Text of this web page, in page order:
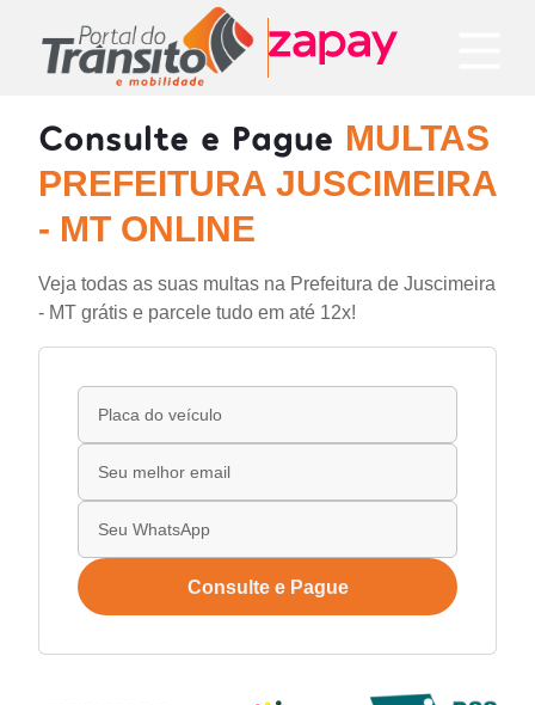
Consulte e Pague MULTAS
PREFEITURA JUSCIMEIRA
- MT ONLINE
Veja todas as suas multas na Prefeitura de Juscimeira
- MT grátis e parcele tudo em até 12x!
Consulte e Pague